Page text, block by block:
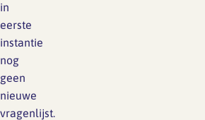
in
eerste
instantie
nog
geen
nieuwe
vragenlijst.